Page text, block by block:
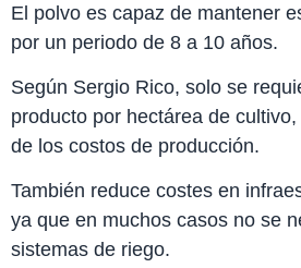
El polvo es capaz de mantener
por un periodo de 8 a 10 años.
Según Sergio Rico, solo se
producto por hectárea de
de los costos de producción.
También reduce costes en
ya que en muchos casos no se
sistemas de riego.